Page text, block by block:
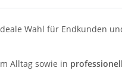
Wahl für Endkunden
Alltag sowie in